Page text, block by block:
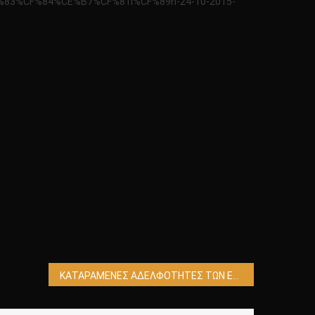
ΚΑΤΑΡΑΜΕΝΕΣ ΑΔΕΛΦΟΤΗΤΕΣ ΤΩΝ ΕΡΠΕΤΟΕΙΔΩΝ!!!!